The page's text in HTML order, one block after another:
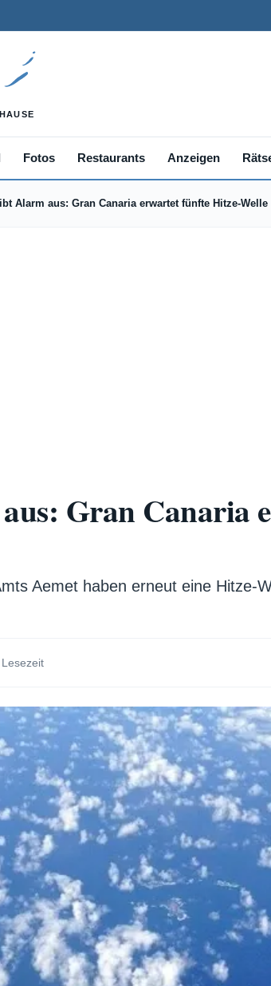
Fotos Restaurants Anzeigen
Alarm aus: Gran Canaria erwartet fünfte Hitze-Welle
Gran Canaria
Aemet haben erneut eine Hitze-